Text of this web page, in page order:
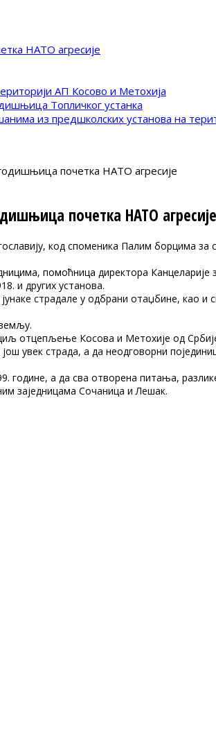
НАТО агресије
АП Косово и Метохија
Топличког устанка
из предшколских установа на
почетка НАТО агресије
почетка НАТО агресије
код споменика Палим борцима за
помоћница директора
и других установа.
страдале у одбрани отаџбине, као
отцепљење Косова и Метохије од
увек страда, а да неодговорни
године, а да сва отворена питања,
заједницама Сочаница и Лешак.